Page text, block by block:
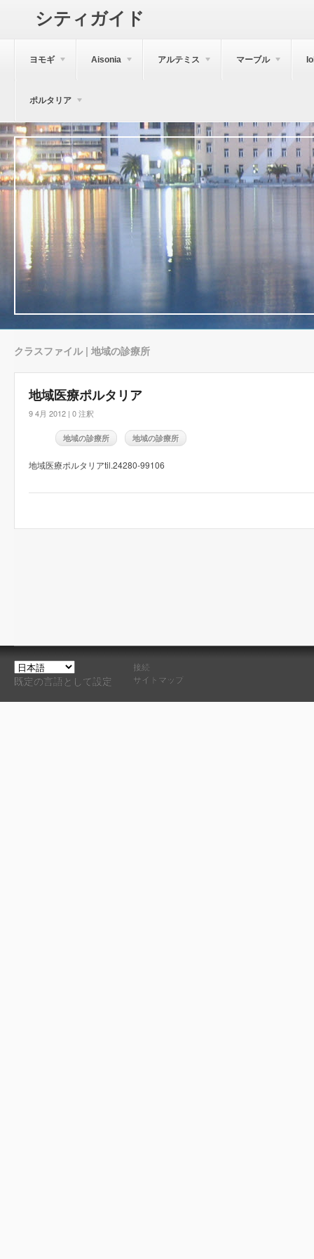
シティガイド
ヨモギ Aisonia アルテミス マーブル
ポルタリア
クラスファイル | 地域の診療所
地域医療ポルタリア
9 4月 2012 | 0 注釈
地域の診療所 地域の診療所
地域医療ポルタリアtil.24280-99106
既定の言語として設定
接続
サイトマップ